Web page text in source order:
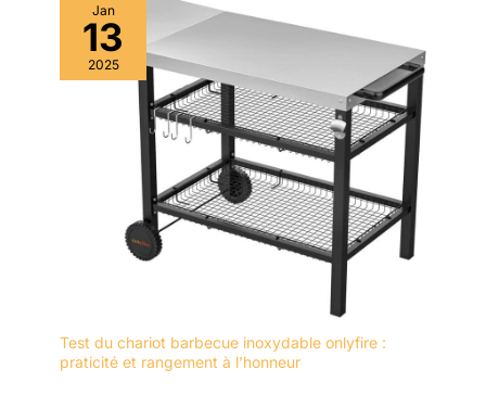
Jan
13
2025
Test du chariot barbecue inoxydable onlyfire :
praticité et rangement à l’honneur